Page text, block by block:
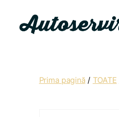
Prima pagină / TOATE